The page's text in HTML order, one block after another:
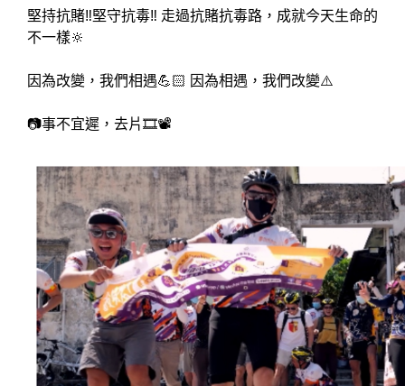
堅持抗賭‼️堅守抗毒‼️ 走過抗賭抗毒路，成就今天生命的
不一樣🔆
因為改變，我們相遇💪🏻 因為相遇，我們改變⚠️
📷事不宜遲，去片🎞📽